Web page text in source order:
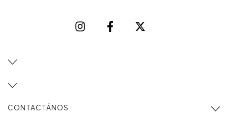
CONTACTÁNOS